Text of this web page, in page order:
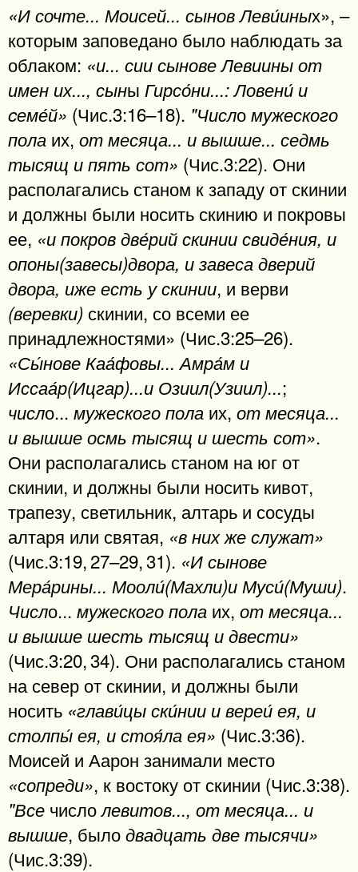
«И сочте... Моисей... сынов Леви́иных», –
которым заповедано было наблюдать за
облаком: «и... сии сынове Левиины от
имен их..., сыны Гирсо́ни...: Ловени́ и
cеме́й» (Чис.3:16–18). "Числомужеского
пола их, от месяца... и вышше... седмь
тысящ и пять сот» (Чис.3:22). Они
располагались станом к западу от скинии
и должны были носить скинию и покровы
ее, «и покров две́рий скинии свиде́ния, и
опоны(завесы)двора, и завеса дверий
двора, иже есть у скинии, и верви
(веревки) скинии, со всеми ее
принадлежностями» (Чис.3:25–26).
«Сы́нове Каа́фовы... Амра́м и
Иссаа́р(Ицгар)...и Озиил(Узиил)...;
число... мужеского пола их, от месяца...
и вышше осмь тысящ и шесть сот».
Они располагались станом на юг от
скинии, и должны были носить кивот,
трапезу, светильник, алтарь и сосуды
алтаря или святая, «в них же служат»
(Чис.3:19, 27–29, 31). «И сынове
Мера́рины... Мооли́(Махли)и Муси́(Муши).
Число... мужеского пола их, от месяца...
и вышше шесть тысящ и двести»
(Чис.3:20, 34). Они располагались станом
на север от скинии, и должны были
носить «глави́цы ски́нии и вереи́ ея, и
столпы́ ея, и стоя́ла ея» (Чис.3:36).
Моисей и Аарон занимали место
«сопреди», к востоку от скинии (Чис.3:38).
"Все числолевитов..., от месяца... и
вышше, былодвадцать две тысячи»
(Чис.3:39).